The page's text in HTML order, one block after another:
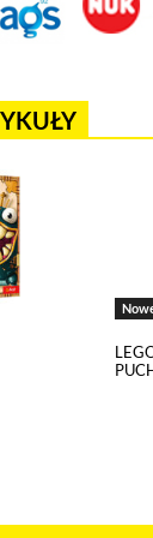
zaglądasz, to
własne
podmiotów
prywatności.
wszystkie pliki
pozostają
własnych
z Google